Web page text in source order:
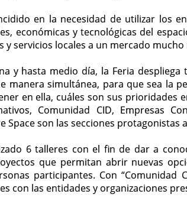
en la necesidad de utilizar los
económicas y tecnológicas del
servicios locales a un mercado mucho
y hasta medio día, la Feria
manera simultánea, para que sea la
en ella, cuáles son sus prioridades
Comunidad CID, Empresas
Space son las secciones protagonistas
6 talleres con el fin de dar a
que permitan abrir nuevas
participantes. Con “Comunidad
con las entidades y organizaciones